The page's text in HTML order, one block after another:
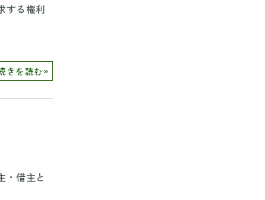
する権利
きを読む»
・借主と